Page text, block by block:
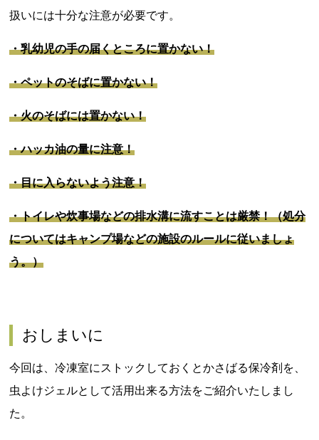
扱いには十分な注意が必要です。
・乳幼児の手の届くところに置かない！
・ペットのそばに置かない！
・火のそばには置かない！
・ハッカ油の量に注意！
・目に入らないよう注意！
・トイレや炊事場などの排水溝に流すことは厳禁！（処分
についてはキャンプ場などの施設のルールに従いましょ
う。）
おしまいに
今回は、冷凍室にストックしておくとかさばる保冷剤を、
虫よけジェルとして活用出来る方法をご紹介いたしまし
た。